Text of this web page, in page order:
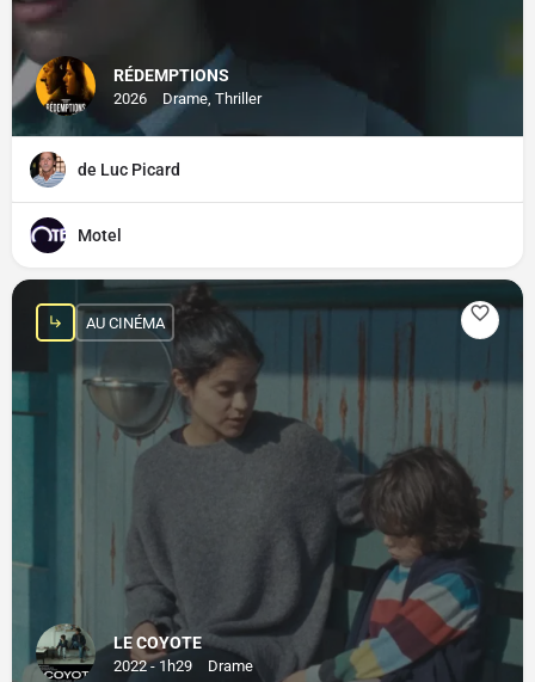
RÉDEMPTIONS
2026 Drame, Thriller
de Luc Picard
Motel
LE COYOTE
2022 - 1h29 Drame
AU CINÉMA